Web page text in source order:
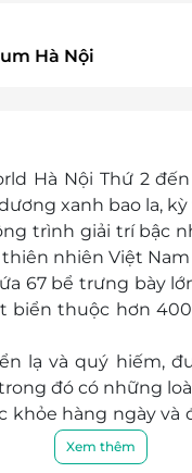
Hà Nội
Hà Nội Thứ 2
xanh bao la,
trình giải trí bậc
nhiên Việt Nam
67 bể trưng bày
biển thuộc hơn
lạ và quý hiếm,
đó có những
khỏe hàng ngày
chuyên gia của
và xem biểu
Xem thêm